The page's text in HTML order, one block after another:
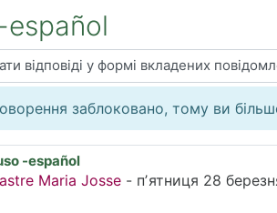
español
заблоковано, тому ви
-español
Maria Josse - пʼятниця 28
відповідей: 1